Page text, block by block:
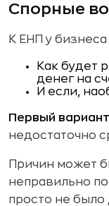
Спорные
К ЕНП у
Как будет
денег на
И если,
Первый вариант
недостаточно
Причин может
неправильно
просто не было